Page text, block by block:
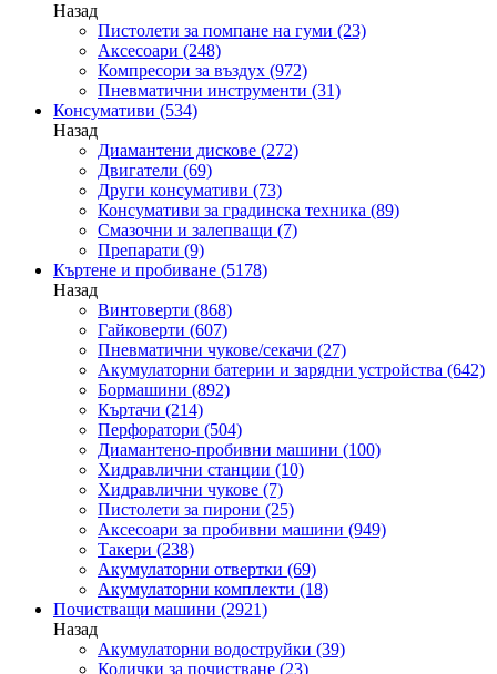
Назад
Пистолети за помпане на гуми (23)
Аксесоари (248)
Компресори за въздух (972)
Пневматични инструменти (31)
Консумативи (534)
Назад
Диамантени дискове (272)
Двигатели (69)
Други консумативи (73)
Консумативи за градинска техника (89)
Смазочни и залепващи (7)
Препарати (9)
Къртене и пробиване (5178)
Назад
Винтоверти (868)
Гайковерти (607)
Пневматични чукове/секачи (27)
Акумулаторни батерии и зарядни устройства (642)
Бормашини (892)
Къртачи (214)
Перфоратори (504)
Диамантено-пробивни машини (100)
Хидравлични станции (10)
Хидравлични чукове (7)
Пистолети за пирони (25)
Аксесоари за пробивни машини (949)
Такери (238)
Акумулаторни отвертки (69)
Акумулаторни комплекти (18)
Почистващи машини (2921)
Назад
Акумулаторни водоструйки (39)
Колички за почистване (23)